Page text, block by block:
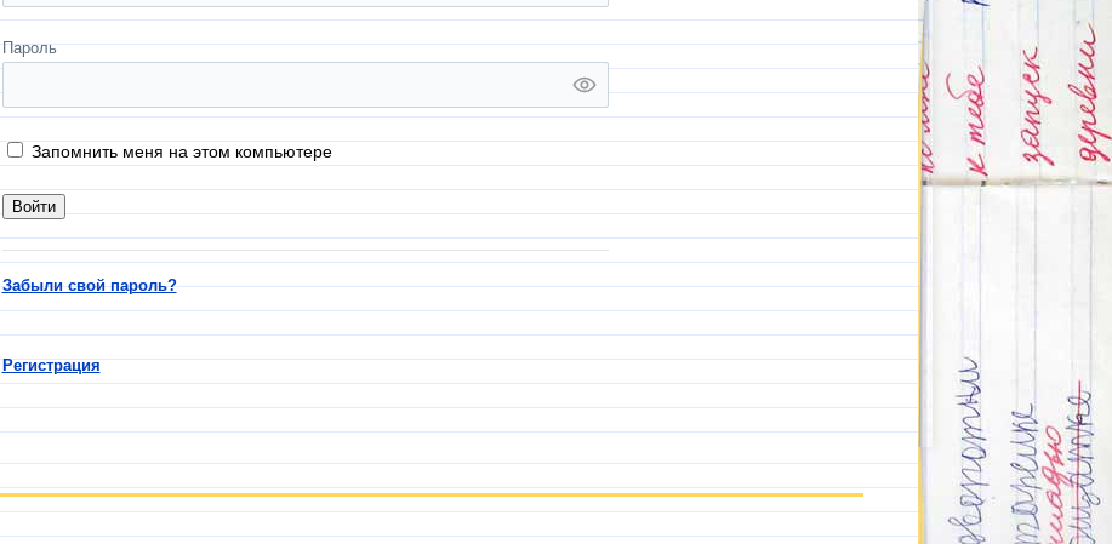
Пароль
Запомнить меня на этом компьютере
Забыли свой пароль?
Регистрация